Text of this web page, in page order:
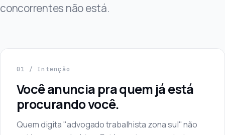
concorrentes não está.
01 / Intenção
Você anuncia pra quem já está
procurando você.
Quem digita "advogado trabalhista zona sul" não